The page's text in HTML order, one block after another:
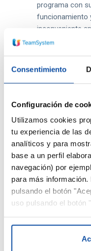
Consentimiento
Configuración de
Utilizamos cookies
tu experiencia de las
analíticos y para
base a un perfil
navegación) por
para más
pulsando el botón
uso pulsando el botón
programa con
funcionamiento
inconveniente
Mantenerse
legislativos y
mantenga al
fiscales.
El software
enero de
Uno de los puntos
software de
2027 que no se haya
considerado software
será ilegal. Esto
significativas e incluso
operando con